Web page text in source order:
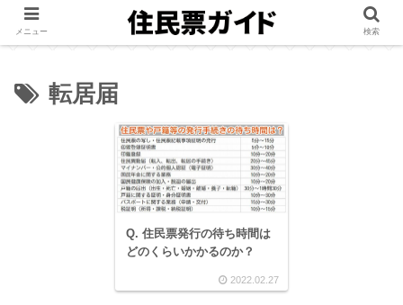
転居届
Q. 住民票発行の待ち時間は
どのくらいかかるのか？
2022.02.27
メニュー 検索